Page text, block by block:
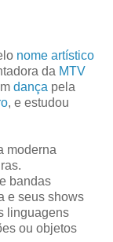
nome artístico
da MTV
dança pela
, e estudou
moderna
bandas
e seus shows
linguagens
ou objetos